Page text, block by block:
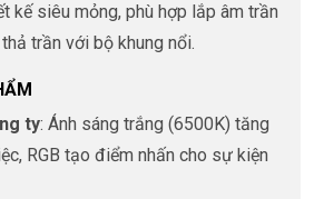
kế siêu mỏng, phù hợp lắp âm trần
trần với bộ khung nổi.
ty: Ánh sáng trắng (6500K) tăng
RGB tạo điểm nhấn cho sự kiện